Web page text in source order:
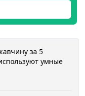
за 5
умные